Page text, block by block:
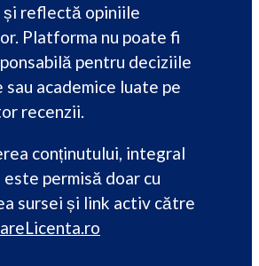
reflectă opiniile
Platforma nu poate fi
pentru deciziile
sau academice luate pe
recenzii.
conținutului, integral
este permisă doar cu
sursei și link activ către